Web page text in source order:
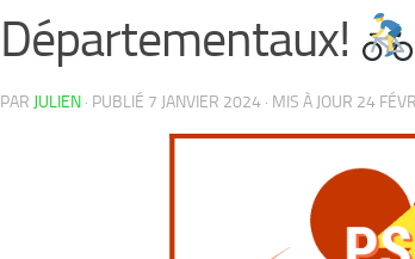
Départementaux!
PAR JULIEN · PUBLIÉ 7 JANVIER 2024 · MIS À JOUR 24